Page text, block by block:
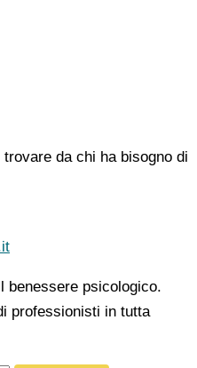
da chi ha bisogno di
benessere psicologico.
professionisti in tutta